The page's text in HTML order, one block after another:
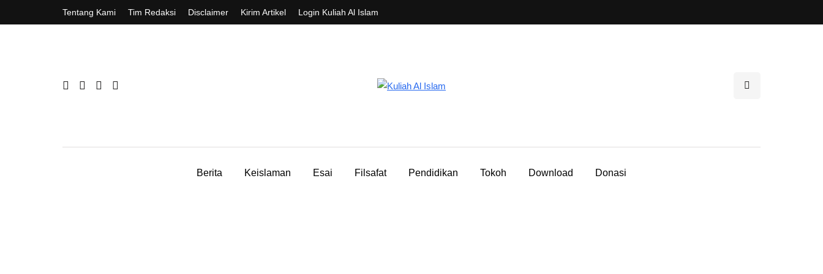
Tentang Kami Tim Redaksi Disclaimer Kirim Artikel Login Kuliah Al Islam
Berita Keislaman Esai Filsafat Pendidikan Tokoh Download Donasi